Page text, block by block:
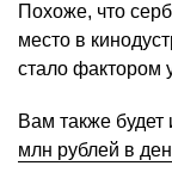
Похоже, что
место в
стало фактором
Вам также будет
млн рублей в